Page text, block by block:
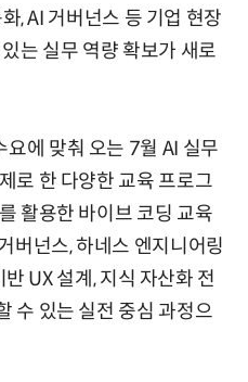
, AI 거버넌스 등 기업 현장
는 실무 역량 확보가 새로
에 맞춰 오는 7월 AI 실무
로 한 다양한 교육 프로그
활용한 바이브 코딩 교육
버넌스, 하네스 엔지니어링
UX 설계, 지식 자산화 전
수 있는 실전 중심 과정으